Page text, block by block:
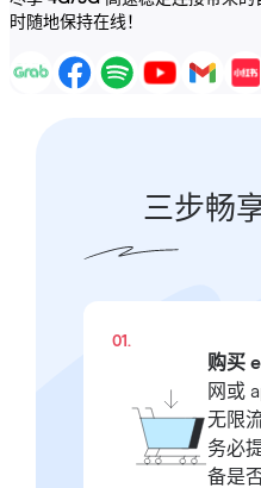
时随地保持在线！
三步畅
01.
购买
网或
无限
务必
备是